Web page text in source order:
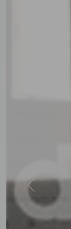
Previous